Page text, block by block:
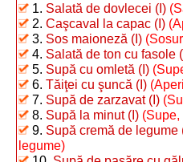
1. Salată de dovlecei (I)
2. Caşcaval la capac (I)
3. Sos maioneză (I)
4. Salată de ton cu fasole
5. Supă cu omletă (I)
6. Tăiţei cu şuncă (I)
7. Supă de zarzavat (I)
8. Supă la minut (I)
9. Supă cremă de legume
legume)